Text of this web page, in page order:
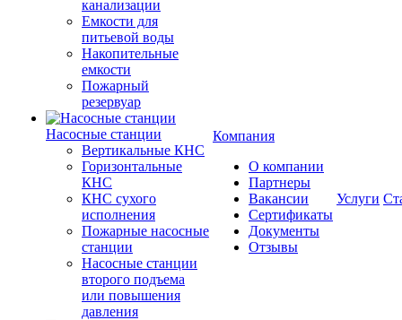
канализации
Емкости для
питьевой воды
Накопительные
емкости
Пожарный
резервуар
Насосные станции
Вертикальные КНС
Горизонтальные
КНС
КНС сухого
исполнения
Пожарные насосные
станции
Насосные cтанции
второго подъема
или повышения
давления
Компания
О компании
Партнеры
Вакансии
Сертификаты
Документы
Отзывы
Услуги